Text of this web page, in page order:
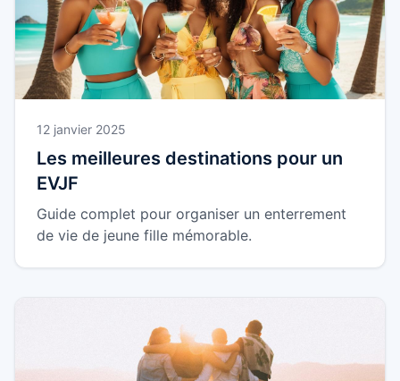
12 janvier 2025
Les meilleures destinations pour un
EVJF
Guide complet pour organiser un enterrement
de vie de jeune fille mémorable.